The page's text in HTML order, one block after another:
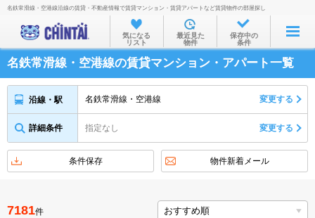
お部屋を探す
沿線・駅から
住所から
家賃相場から
物件特集から
不動産会社から
TOP
名鉄常滑線・空港線沿線の賃貸・不動産情報で賃貸マンション・賃貸アパートなど賃貸物件の部屋探し
気になる
リスト
最近見た
物件
保存中の
条件
名鉄常滑線・空港線の賃貸マンション・アパート一覧
沿線・駅 名鉄常滑線・空港線 変更する
詳細条件 指定なし 変更する
条件保存 物件新着メール
7181件